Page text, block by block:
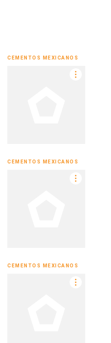
CEMENTOS MEXICANOS
CEMENTOS MEXICANOS
CEMENTOS MEXICANOS